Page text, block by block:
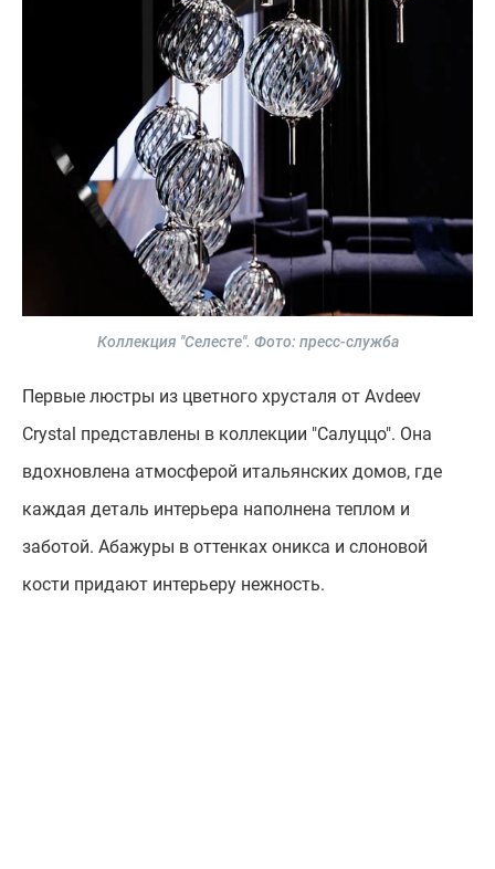
Коллекция "Селесте". Фото: пресс-служба
Первые люстры из цветного хрусталя от Avdeev
Crystal представлены в коллекции "Салуццо". Она
вдохновлена атмосферой итальянских домов, где
каждая деталь интерьера наполнена теплом и
заботой. Абажуры в оттенках оникса и слоновой
кости придают интерьеру нежность.